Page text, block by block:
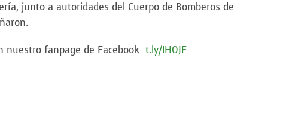
junto a autoridades del Cuerpo de Bomberos de
nuestro fanpage de Facebook t.ly/IH0JF